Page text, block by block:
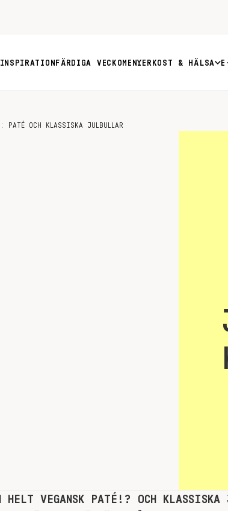
FÄRDIGA VECKOMENYER KOST & HÄLSA
PATÉ OCH KLASSISKA JULBULLAR
HELT VEGANSK PATÉ!? OCH KLASSISKA